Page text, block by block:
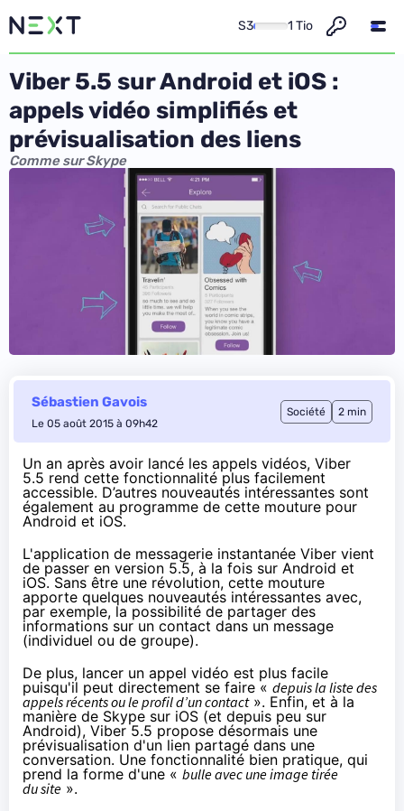
S3 1 Tio
Viber 5.5 sur Android et iOS :
appels vidéo simplifiés et
prévisualisation des liens
Comme sur Skype
Sébastien Gavois
Le 05 août 2015 à 09h42
Société 2 min
Un an après avoir lancé les appels vidéos, Viber
5.5 rend cette fonctionnalité plus facilement
accessible. D’autres nouveautés intéressantes sont
également au programme de cette mouture pour
Android et iOS.
L'application de messagerie instantanée Viber vient
de passer en version 5.5, à la fois sur Android et
iOS. Sans être une révolution, cette mouture
apporte quelques nouveautés intéressantes avec,
par exemple, la possibilité de partager des
informations sur un contact dans un message
(individuel ou de groupe).
De plus, lancer un appel vidéo est plus facile
puisqu'il peut directement se faire « depuis la liste des
appels récents ou le profil d’un contact». Enfin, et à la
manière de Skype sur iOS (et depuis peu sur
Android), Viber 5.5 propose désormais une
prévisualisation d'un lien partagé dans une
conversation. Une fonctionnalité bien pratique, qui
prend la forme d'une « bulle avec une image tirée
du site ».